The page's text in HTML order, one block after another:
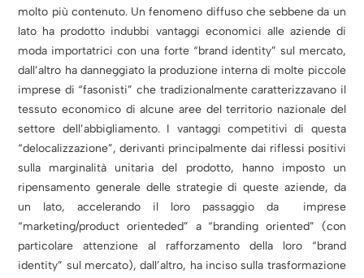
molto più contenuto. Un fenomeno diffuso che sebbene da un
lato ha prodotto indubbi vantaggi economici alle aziende di
moda importatrici con una forte “brand identity” sul mercato,
dall’altro ha danneggiato la produzione interna di molte piccole
imprese di “fasonisti” che tradizionalmente caratterizzavano il
tessuto economico di alcune aree del territorio nazionale del
settore dell’abbigliamento. I vantaggi competitivi di questa
“delocalizzazione”, derivanti principalmente dai riflessi positivi
sulla marginalità unitaria del prodotto, hanno imposto un
ripensamento generale delle strategie di queste aziende, da
un lato, accelerando il loro passaggio da imprese
“marketing/product orienteded” a “branding oriented” (con
particolare attenzione al rafforzamento della loro “brand
identity” sul mercato), dall’altro, ha inciso sulla trasformazione